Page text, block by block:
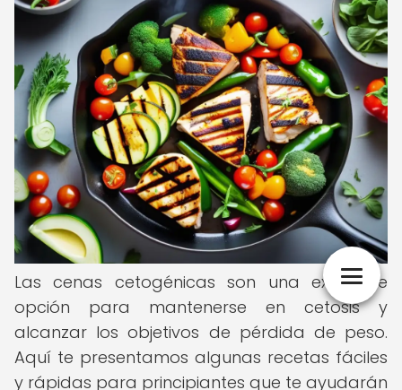
Las cenas cetogénicas son una excelente
opción para mantenerse en cetosis y
alcanzar los objetivos de pérdida de peso.
Aquí te presentamos algunas recetas fáciles
y rápidas para principiantes que te ayudarán